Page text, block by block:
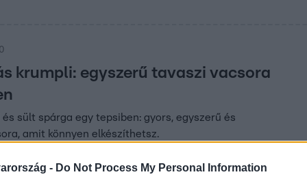
- Do Not Process My Personal Information
krumpli: egyszerű tavaszi vacsora
és sült spárga egy tepsiben: gyors, egyszerű és
amit könnyen elkészíthetsz.